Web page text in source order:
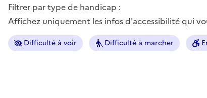
Filtrer par type de handicap :
Affichez uniquement les infos d'accessibilité qui
Difficulté à voir Difficulté à marcher